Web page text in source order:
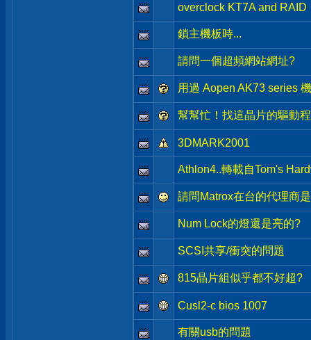
overclock KT7A and RAID
鎖主機板時...
請問一個超頻網站網址?
用過 Aopen AK73 series
幫幫忙！找這晶片的驅動
3DMARK2001
Athlon4..轉載自Tom's
請問Matrox在台的代理商
Num Lock的燈還是亮的?
SCSI共享/衝突的問題
815晶片組似乎都不好超?
Cusl2-c bios 1007
有關usb的問題